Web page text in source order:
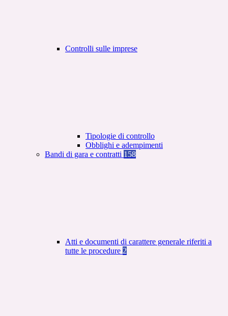
Controlli sulle imprese
Tipologie di controllo
Obblighi e adempimenti
Bandi di gara e contratti 158
Atti e documenti di carattere generale riferiti a
tutte le procedure 2